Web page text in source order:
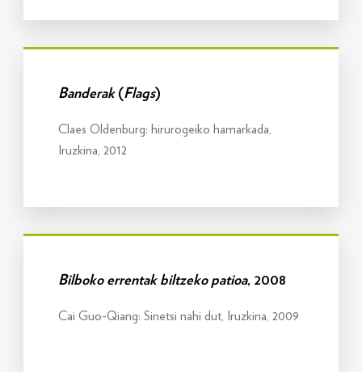
Banderak(Flags)
Claes Oldenburg: hirurogeiko hamarkada,
Iruzkina, 2012
Bilboko errentak biltzeko patioa, 2008
Cai Guo-Qiang: Sinetsi nahi dut, Iruzkina, 2009